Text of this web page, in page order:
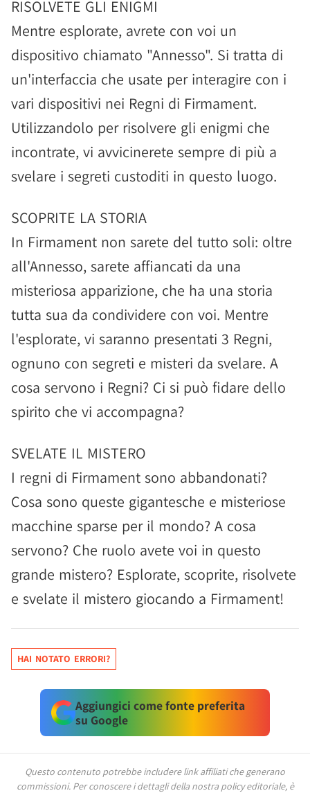
RISOLVETE GLI ENIGMI
Mentre esplorate, avrete con voi un
dispositivo chiamato "Annesso". Si tratta di
un'interfaccia che usate per interagire con i
vari dispositivi nei Regni di Firmament.
Utilizzandolo per risolvere gli enigmi che
incontrate, vi avvicinerete sempre di più a
svelare i segreti custoditi in questo luogo.
SCOPRITE LA STORIA
In Firmament non sarete del tutto soli: oltre
all'Annesso, sarete affiancati da una
misteriosa apparizione, che ha una storia
tutta sua da condividere con voi. Mentre
l'esplorate, vi saranno presentati 3 Regni,
ognuno con segreti e misteri da svelare. A
cosa servono i Regni? Ci si può fidare dello
spirito che vi accompagna?
SVELATE IL MISTERO
I regni di Firmament sono abbandonati?
Cosa sono queste gigantesche e misteriose
macchine sparse per il mondo? A cosa
servono? Che ruolo avete voi in questo
grande mistero? Esplorate, scoprite, risolvete
e svelate il mistero giocando a Firmament!
HAI NOTATO ERRORI?
Aggiungici come fonte preferita
su Google
Questo contenuto potrebbe includere link affiliati che generano
commissioni. Per conoscere i dettagli della nostra policy editoriale, è